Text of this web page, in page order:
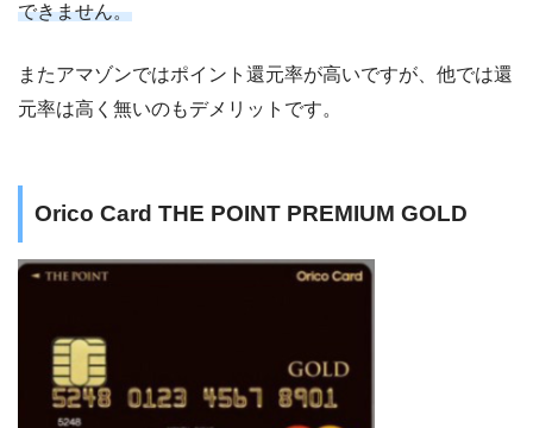
できません。
またアマゾンではポイント還元率が高いですが、他では還
元率は高く無いのもデメリットです。
Orico Card THE POINT PREMIUM GOLD